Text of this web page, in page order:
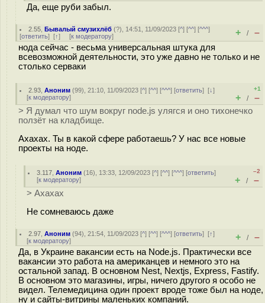
Да, еще руби забыл.
2.55 ,Бывалый смузихлёб (?), 14:51, 11/09/2023 [^] [^^] [^^^]
[ответить] [↑] [к модератору] + / –
нода сейчас - весьма универсальная штука для
всевозможной деятельности, это уже давно не только и не
столько серваки
2.93 ,Аноним (99), 21:10, 11/09/2023 [^] [^^] [^^^] [ответить][↓]
[к модератору]
+1
+ / –
> Я думал что шум вокруг node.js улягся и оно тихонечко
ползёт на кладбище.
Ахахах. Ты в какой сфере работаешь? У нас все новые
проекты на ноде.
3.117 ,Аноним (16), 13:33, 12/09/2023 [^] [^^] [^^^] [ответить]
[к модератору]
–2
+ / –
> Ахахах
Не сомневаюсь даже
2.97 ,Аноним (94), 21:54, 11/09/2023 [^] [^^] [^^^] [ответить][↑]
[к модератору] + / –
Да, в Украине вакансии есть на Node.js. Практически все
вакансии это работа на американцев и немного это на
остальной запад. В основном Nest, Nextjs, Express, Fastify.
В основном это магазины, игры, ничего другого я особо не
видел. Телемедицина один проект вроде тоже был на ноде,
ну и сайты-витрины маленьких компаний.